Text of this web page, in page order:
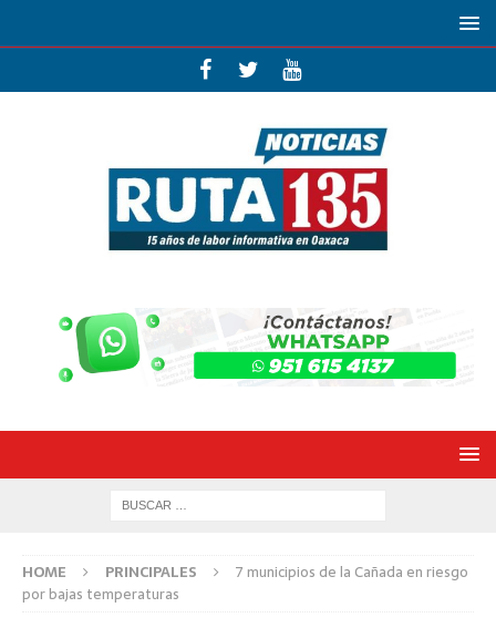
HOME PRINCIPALES
7 municipios de la Cañada en riesgo
por bajas temperaturas